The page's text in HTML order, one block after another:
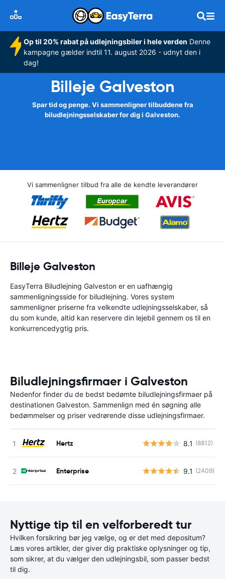
Op til 20% rabat på udlejningsbiler i hele verden Denne
kampagne gælder indtil 11. august 2026 - udnyt den i
dag!
Billeje Galveston
Spar tid og penge. Vi sammenligner tilbuddene fra
biludlejningsselskaber for dig i Galveston.
Vi sammenligner tilbud fra alle de kendte leverandører
Billeje Galveston
EasyTerra Biludlejning Galveston er en uafhængig
sammenligningsside for biludlejning. Vores system
sammenligner priserne fra velkendte udlejningsselskaber, så
du som kunde, altid kan reservere din lejebil gennem os til en
konkurrencedygtig pris.
Biludlejningsfirmaer i Galveston
Nedenfor finder du de bedst bedømte biludlejningsfirmaer på
destinationen Galveston. Sammenlign med én søgning alle
bedømmelser og priser vedrørende disse udlejningsfirmaer.
Hertz 8.1 (8812)
Enterprise 9.1 (2409)
Nyttige tip til en velforberedt tur
Hvilken forsikring bør jeg vælge, og er det med depositum?
Læs vores artikler, der giver dig praktiske oplysninger og tip,
som sikrer, at du vælger den udlejningsbil, som passer bedst
til dig.